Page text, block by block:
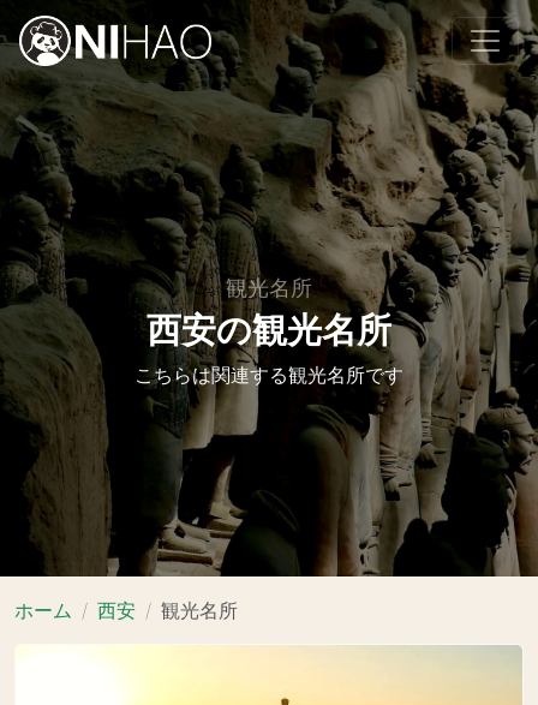
観光名所
西安の観光名所
こちらは関連する観光名所です
ホーム 西安 観光名所